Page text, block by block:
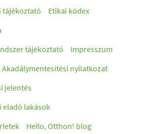
tájékoztató
Etikai kódex
tájékoztató
Impresszum
Akadálymentesítési nyilatkozat
jelentés
eladó lakások
Hello, Otthon! blog